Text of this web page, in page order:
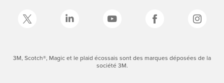
3M, Scotch®, Magic et le plaid écossais sont des marques déposées de la
société 3M.